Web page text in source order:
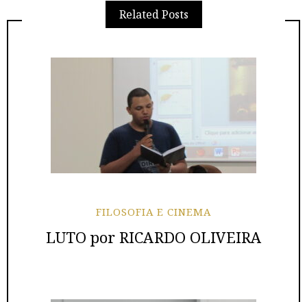
Related Posts
FILOSOFIA E CINEMA
LUTO por RICARDO OLIVEIRA